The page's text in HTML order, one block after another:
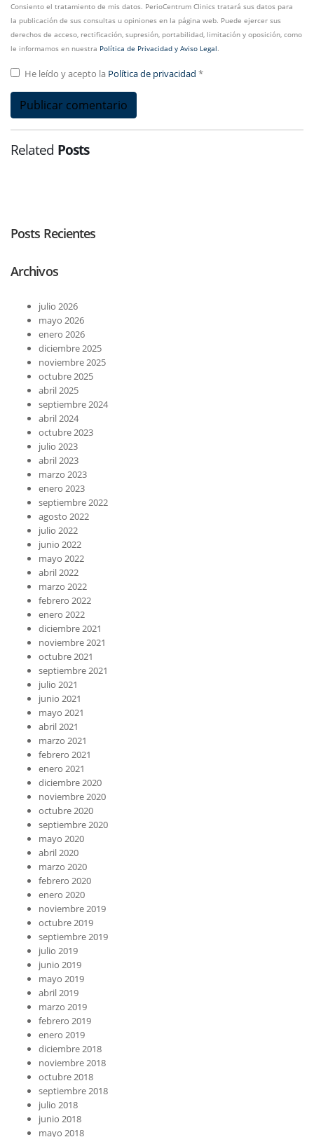
Consiento el tratamiento de mis datos. PerioCentrum Clinics tratará sus datos para
la publicación de sus consultas u opiniones en la página web. Puede ejercer sus
derechos de acceso, rectificación, supresión, portabilidad, limitación y oposición, como
le informamos en nuestra Política de Privacidad y Aviso Legal.
He leído y acepto la Política de privacidad *
Related Posts
Posts Recientes
Archivos
julio 2026
mayo 2026
enero 2026
diciembre 2025
noviembre 2025
octubre 2025
abril 2025
septiembre 2024
abril 2024
octubre 2023
julio 2023
abril 2023
marzo 2023
enero 2023
septiembre 2022
agosto 2022
julio 2022
junio 2022
mayo 2022
abril 2022
marzo 2022
febrero 2022
enero 2022
diciembre 2021
noviembre 2021
octubre 2021
septiembre 2021
julio 2021
junio 2021
mayo 2021
abril 2021
marzo 2021
febrero 2021
enero 2021
diciembre 2020
noviembre 2020
octubre 2020
septiembre 2020
mayo 2020
abril 2020
marzo 2020
febrero 2020
enero 2020
noviembre 2019
octubre 2019
septiembre 2019
julio 2019
junio 2019
mayo 2019
abril 2019
marzo 2019
febrero 2019
enero 2019
diciembre 2018
noviembre 2018
octubre 2018
septiembre 2018
julio 2018
junio 2018
mayo 2018